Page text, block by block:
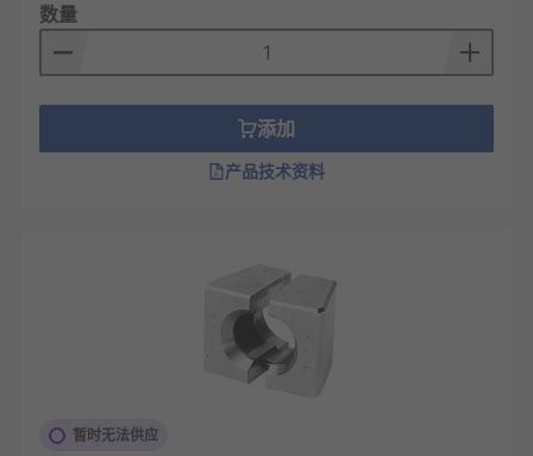
数量
添加
产品技术资料
暂时无法供应